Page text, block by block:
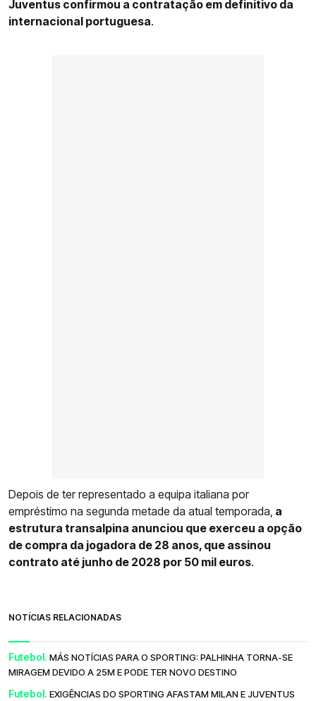
Juventus confirmou a contratação em definitivo da
internacional portuguesa.
Depois de ter representado a equipa italiana por
empréstimo na segunda metade da atual temporada, a
estrutura transalpina anunciou que exerceu a opção
de compra da jogadora de 28 anos, que assinou
contrato até junho de 2028 por 50 mil euros.
NOTÍCIAS RELACIONADAS
Futebol. MÁS NOTÍCIAS PARA O SPORTING: PALHINHA TORNA-SE
MIRAGEM DEVIDO A 25M E PODE TER NOVO DESTINO
Futebol. EXIGÊNCIAS DO SPORTING AFASTAM MILAN E JUVENTUS